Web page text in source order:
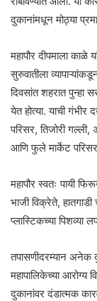
दुकानांमधून मोठ्या
महापौर दीपमाला काळे
सुरुवातीला
दिवसांत शहरात पुन्हा
येत होत्या. याची
परिसर, तिजोरी
आणि फुले मार्केट
महापौर स्वतः पायी
भाजी विक्रेते,
प्लास्टिकच्या पिशव्या
तपासणीदरम्यान अनेक
महापालिकेच्या आरोग्य
दुकानांवर दंडात्मक